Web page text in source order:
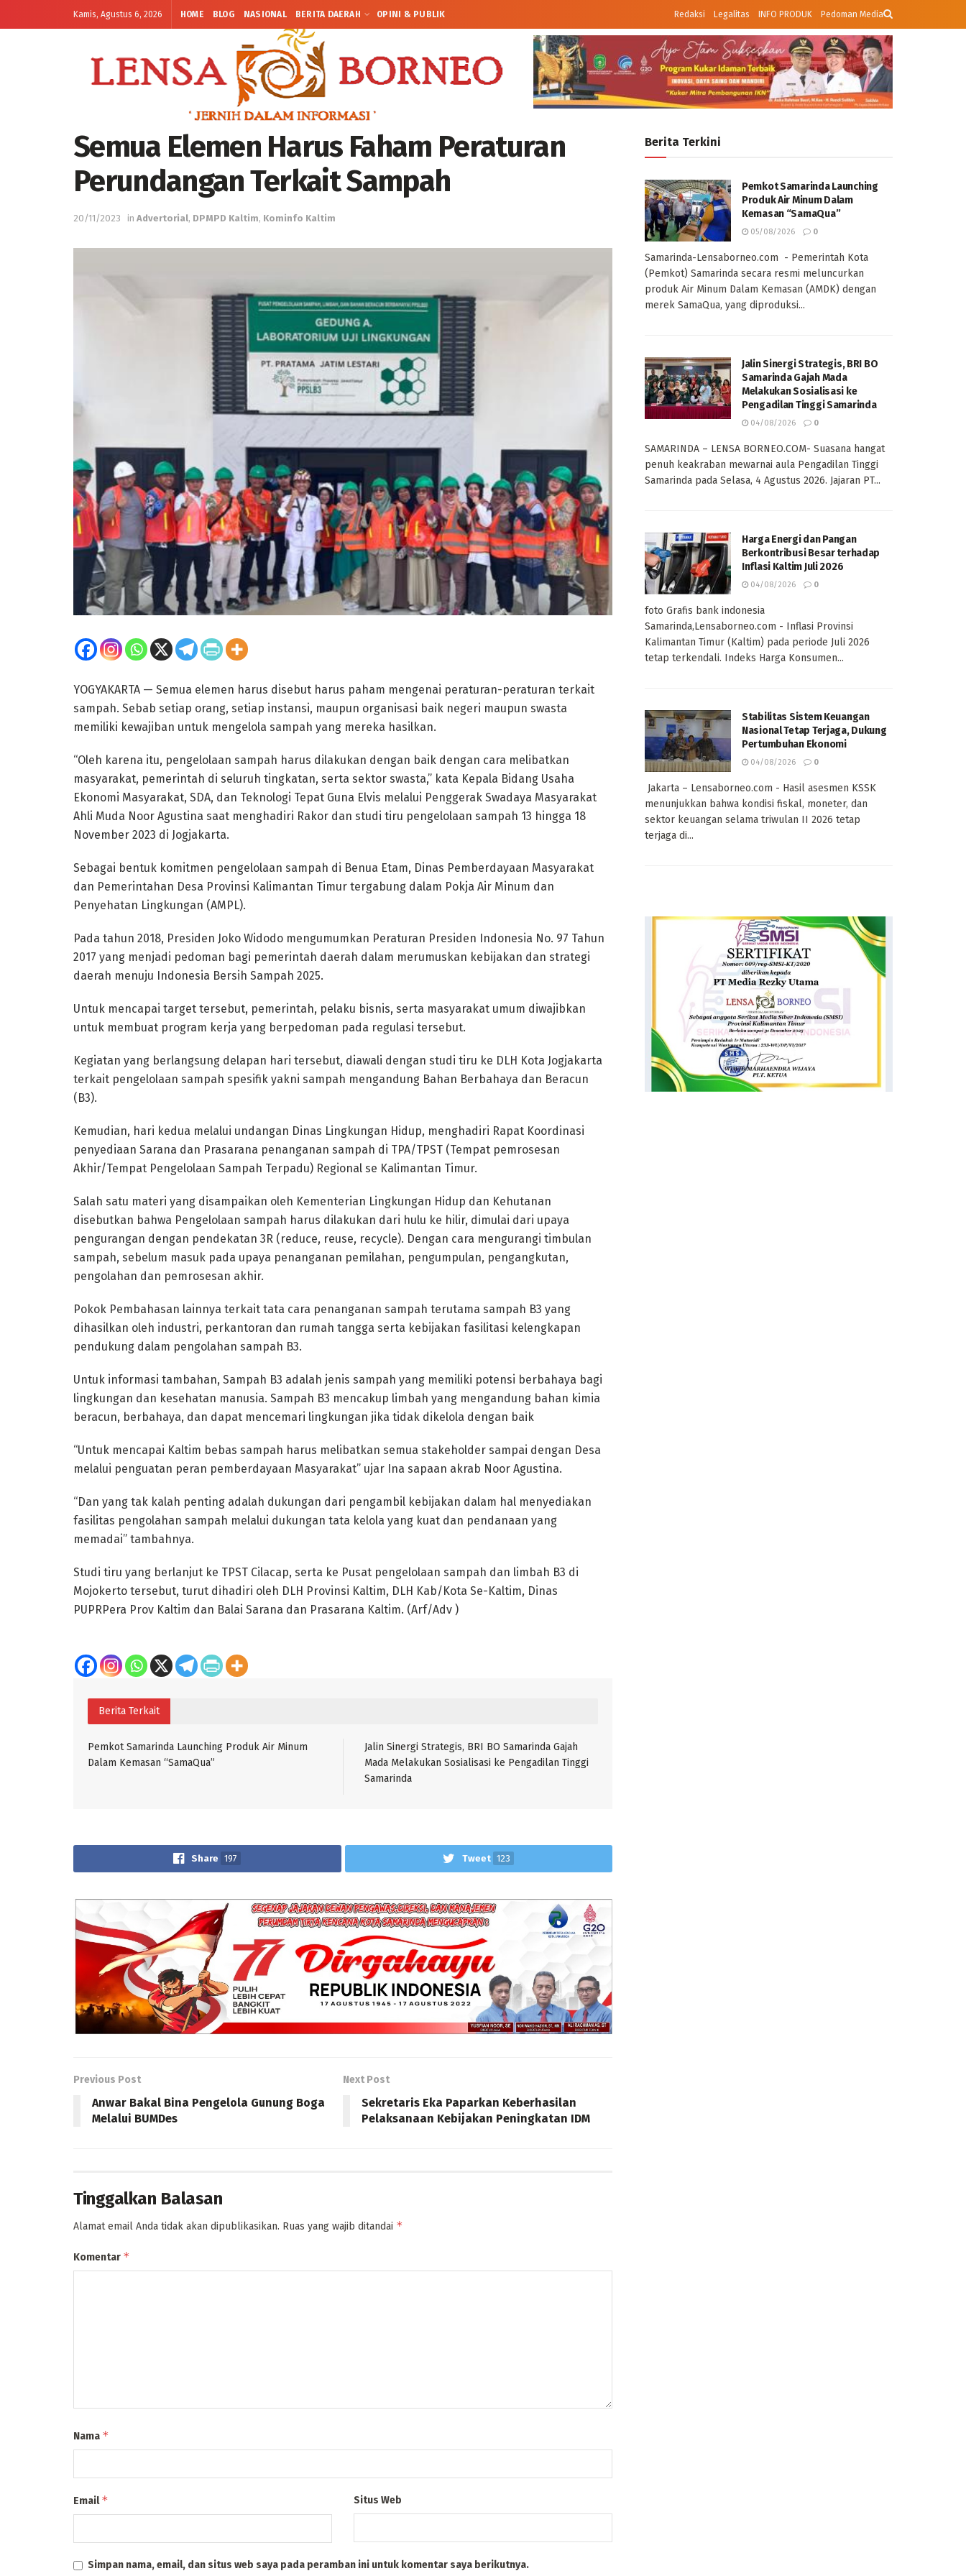
Kamis, Agustus 6, 2026 HOME BLOG NASIONAL BERITA DAERAH OPINI & PUBLIK Redaksi Legalitas INFO PRODUK Pedoman Media
Semua Elemen Harus Faham Peraturan
Perundangan Terkait Sampah
20/11/2023 in Advertorial, DPMPD Kaltim, Kominfo Kaltim
YOGYAKARTA — Semua elemen harus disebut harus paham mengenai peraturan-peraturan terkait
sampah. Sebab setiap orang, setiap instansi, maupun organisasi baik negeri maupun swasta
memiliki kewajiban untuk mengelola sampah yang mereka hasilkan.
“Oleh karena itu, pengelolaan sampah harus dilakukan dengan baik dengan cara melibatkan
masyarakat, pemerintah di seluruh tingkatan, serta sektor swasta,” kata Kepala Bidang Usaha
Ekonomi Masyarakat, SDA, dan Teknologi Tepat Guna Elvis melalui Penggerak Swadaya Masyarakat
Ahli Muda Noor Agustina saat menghadiri Rakor dan studi tiru pengelolaan sampah 13 hingga 18
November 2023 di Jogjakarta.
Sebagai bentuk komitmen pengelolaan sampah di Benua Etam, Dinas Pemberdayaan Masyarakat
dan Pemerintahan Desa Provinsi Kalimantan Timur tergabung dalam Pokja Air Minum dan
Penyehatan Lingkungan (AMPL).
Pada tahun 2018, Presiden Joko Widodo mengumumkan Peraturan Presiden Indonesia No. 97 Tahun
2017 yang menjadi pedoman bagi pemerintah daerah dalam merumuskan kebijakan dan strategi
daerah menuju Indonesia Bersih Sampah 2025.
Untuk mencapai target tersebut, pemerintah, pelaku bisnis, serta masyarakat umum diwajibkan
untuk membuat program kerja yang berpedoman pada regulasi tersebut.
Kegiatan yang berlangsung delapan hari tersebut, diawali dengan studi tiru ke DLH Kota Jogjakarta
terkait pengelolaan sampah spesifik yakni sampah mengandung Bahan Berbahaya dan Beracun
(B3).
Kemudian, hari kedua melalui undangan Dinas Lingkungan Hidup, menghadiri Rapat Koordinasi
penyediaan Sarana dan Prasarana penanganan sampah di TPA/TPST (Tempat pemrosesan
Akhir/Tempat Pengelolaan Sampah Terpadu) Regional se Kalimantan Timur.
Salah satu materi yang disampaikan oleh Kementerian Lingkungan Hidup dan Kehutanan
disebutkan bahwa Pengelolaan sampah harus dilakukan dari hulu ke hilir, dimulai dari upaya
pengurangan dengan pendekatan 3R (reduce, reuse, recycle). Dengan cara mengurangi timbulan
sampah, sebelum masuk pada upaya penanganan pemilahan, pengumpulan, pengangkutan,
pengolahan dan pemrosesan akhir.
Pokok Pembahasan lainnya terkait tata cara penanganan sampah terutama sampah B3 yang
dihasilkan oleh industri, perkantoran dan rumah tangga serta kebijakan fasilitasi kelengkapan
pendukung dalam pengolahan sampah B3.
Untuk informasi tambahan, Sampah B3 adalah jenis sampah yang memiliki potensi berbahaya bagi
lingkungan dan kesehatan manusia. Sampah B3 mencakup limbah yang mengandung bahan kimia
beracun, berbahaya, dan dapat mencemari lingkungan jika tidak dikelola dengan baik
“Untuk mencapai Kaltim bebas sampah harus melibatkan semua stakeholder sampai dengan Desa
melalui penguatan peran pemberdayaan Masyarakat” ujar Ina sapaan akrab Noor Agustina.
“Dan yang tak kalah penting adalah dukungan dari pengambil kebijakan dalam hal menyediakan
fasilitas pengolahan sampah melalui dukungan tata kelola yang kuat dan pendanaan yang
memadai” tambahnya.
Studi tiru yang berlanjut ke TPST Cilacap, serta ke Pusat pengelolaan sampah dan limbah B3 di
Mojokerto tersebut, turut dihadiri oleh DLH Provinsi Kaltim, DLH Kab/Kota Se-Kaltim, Dinas
PUPRPera Prov Kaltim dan Balai Sarana dan Prasarana Kaltim. (Arf/Adv )
Berita Terkait
Pemkot Samarinda Launching Produk Air Minum
Dalam Kemasan “SamaQua”
Jalin Sinergi Strategis, BRI BO Samarinda Gajah
Mada Melakukan Sosialisasi ke Pengadilan Tinggi
Samarinda
Share 197 Tweet 123
Previous Post
Anwar Bakal Bina Pengelola Gunung Boga
Melalui BUMDes
Next Post
Sekretaris Eka Paparkan Keberhasilan
Pelaksanaan Kebijakan Peningkatan IDM
Tinggalkan Balasan
Alamat email Anda tidak akan dipublikasikan. Ruas yang wajib ditandai *
Komentar *
Nama *
Email* Situs Web
Simpan nama, email, dan situs web saya pada peramban ini untuk komentar saya berikutnya.
Berita Terkini
Pemkot Samarinda Launching
Produk Air Minum Dalam
Kemasan “SamaQua”
05/08/2026 0
Samarinda-Lensaborneo.com - Pemerintah Kota
(Pemkot) Samarinda secara resmi meluncurkan
produk Air Minum Dalam Kemasan (AMDK) dengan
merek SamaQua, yang diproduksi...
Jalin Sinergi Strategis, BRI BO
Samarinda Gajah Mada
Melakukan Sosialisasi ke
Pengadilan Tinggi Samarinda
04/08/2026 0
SAMARINDA – LENSA BORNEO.COM- Suasana hangat
penuh keakraban mewarnai aula Pengadilan Tinggi
Samarinda pada Selasa, 4 Agustus 2026. Jajaran PT...
Harga Energi dan Pangan
Berkontribusi Besar terhadap
Inflasi Kaltim Juli 2026
04/08/2026 0
foto Grafis bank indonesia
Samarinda,Lensaborneo.com - Inflasi Provinsi
Kalimantan Timur (Kaltim) pada periode Juli 2026
tetap terkendali. Indeks Harga Konsumen...
Stabilitas Sistem Keuangan
Nasional Tetap Terjaga, Dukung
Pertumbuhan Ekonomi
04/08/2026 0
Jakarta – Lensaborneo.com - Hasil asesmen KSSK
menunjukkan bahwa kondisi fiskal, moneter, dan
sektor keuangan selama triwulan II 2026 tetap
terjaga di...